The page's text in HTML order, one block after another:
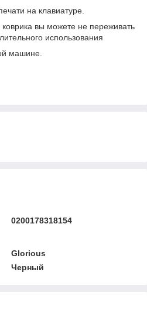
на клавиатуре.
вы можете не переживать
использования
машине.
0200178318154
Glorious
Черный